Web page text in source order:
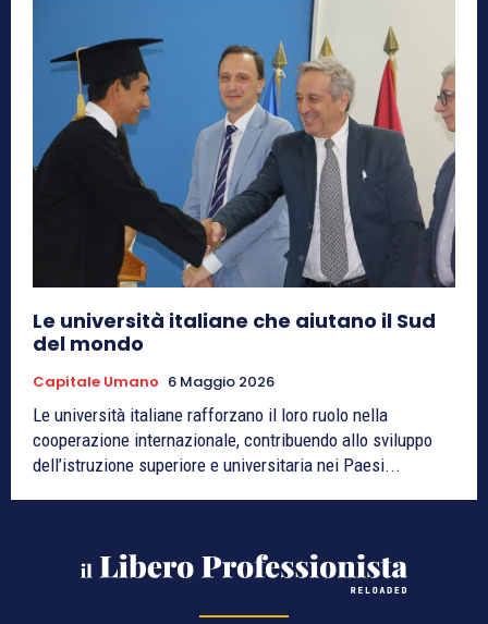
Le università italiane che aiutano il Sud
del mondo
Capitale Umano 6 Maggio 2026
Le università italiane rafforzano il loro ruolo nella
cooperazione internazionale, contribuendo allo sviluppo
dell’istruzione superiore e universitaria nei Paesi...